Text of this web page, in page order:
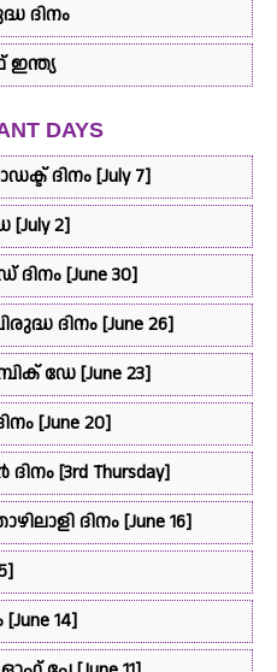
ദിനം
DAYS
ദിനം [July 7]
2]
[June 30]
ദിനം [June 26]
ഡേ [June 23]
[June 20]
[3rd Thursday]
ദിനം [June 16]
14]